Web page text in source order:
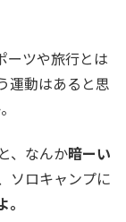
ーツや旅行とは
運動はあると思
、なんか暗ーい
ソロキャンプに